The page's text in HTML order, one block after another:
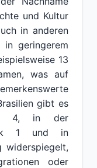
und Kultur
in anderen
in geringerem
13
was auf
gibt es
4, in der
1 und in
widerspiegelt,
oder